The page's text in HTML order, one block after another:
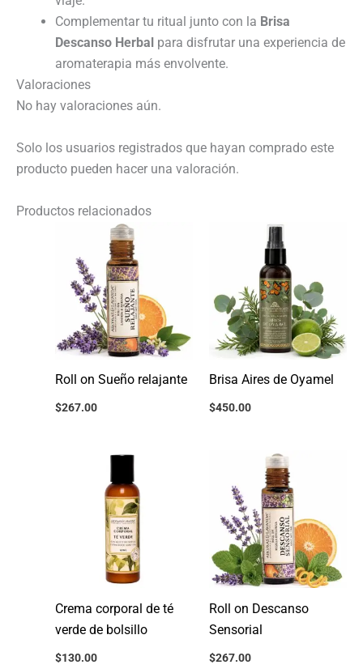
Complementar tu ritual junto con la Brisa
Descanso Herbal para disfrutar una experiencia de
aromaterapia más envolvente.
Valoraciones
No hay valoraciones aún.
Solo los usuarios registrados que hayan comprado este
producto pueden hacer una valoración.
Productos relacionados
Roll on Sueño relajante
$267.00
Brisa Aires de Oyamel
$450.00
Crema corporal de té
verde de bolsillo
$130.00
Roll on Descanso
Sensorial
$267.00